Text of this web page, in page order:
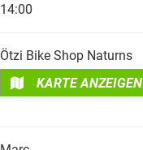
14:00
Ötzi Bike Shop Naturns
KARTE ANZEIGEN